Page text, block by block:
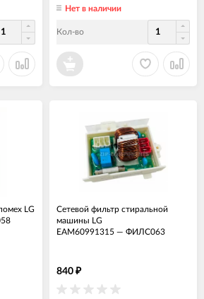
Нет в наличии
Кол-во
LG
Сетевой фильтр стиральной
машины LG
EAM60991315 — ФИЛС063
840 ₽